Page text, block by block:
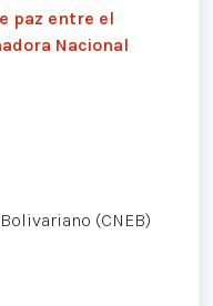
paz entre el
Nacional
(CNEB)